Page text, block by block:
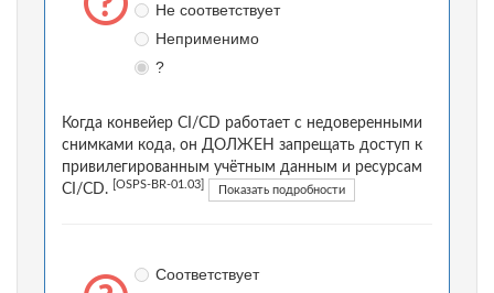
Не соответствует
Неприменимо
?
Когда конвейер CI/CD работает с недоверенными
снимками кода, он ДОЛЖЕН запрещать доступ к
привилегированным учётным данным и ресурсам
CI/CD.
[OSPS-BR-01.03] Показать подробности
Соответствует